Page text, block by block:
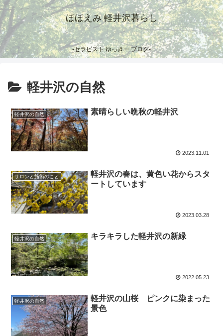
ほほえみ 軽井沢暮らし
-セラピスト ゆっきー ブログ-
軽井沢の自然
軽井沢の自然 素晴らしい晩秋の軽井沢
2023.11.01
サロンと施術のこと
軽井沢の春は、黄色い花からスタ
ートしています
2023.03.28
軽井沢の自然 キラキラした軽井沢の新緑
2022.05.23
軽井沢の自然
軽井沢の山桜 ピンクに染まった
景色